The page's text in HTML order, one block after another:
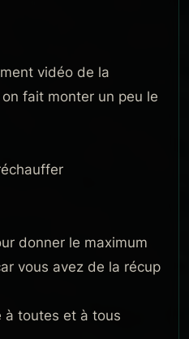
vidéo de la
fait monter un peu le
donner le maximum
vous avez de la récup
à toutes et à tous